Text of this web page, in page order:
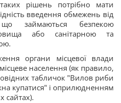
рішень потрібно мати
введення обмежень від
займаються безпекою
або санітарною та
органи місцевої влади
населення (як правило,
табличок "Вилов риби
купатися" і оприлюдненням
сайтах).